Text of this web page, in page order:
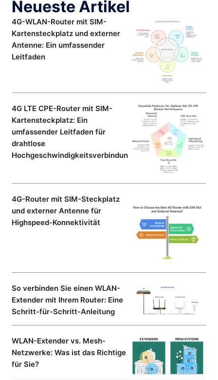
Neueste Artikel
4G-WLAN-Router mit SIM-
Kartensteckplatz und externer
Antenne: Ein umfassender
Leitfaden
4G LTE CPE-Router mit SIM-
Kartensteckplatz: Ein
umfassender Leitfaden für
drahtlose
Hochgeschwindigkeitsverbindungen
4G-Router mit SIM-Steckplatz
und externer Antenne für
Highspeed-Konnektivität
So verbinden Sie einen WLAN-
Extender mit Ihrem Router: Eine
Schritt-für-Schritt-Anleitung
WLAN-Extender vs. Mesh-
Netzwerke: Was ist das Richtige
für Sie?